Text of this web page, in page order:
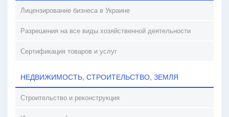
Лицензирование бизнеса в Украине
Разрешения на все виды хозяйственной деятельности
Сертификация товаров и услуг
НЕДВИЖИМОСТЬ, СТРОИТЕЛЬСТВО, ЗЕМЛЯ
Строительство и реконструкция